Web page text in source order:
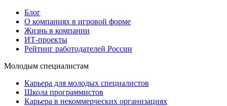
Блог
О компаниях в игровой форме
Жизнь в компании
ИТ-проекты
Рейтинг работодателей России
Молодым специалистам
Карьера для молодых специалистов
Школа программистов
Карьера в некоммерческих организациях